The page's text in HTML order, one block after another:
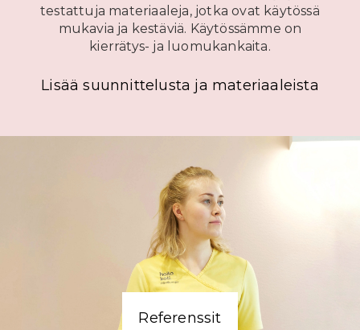
testattuja materiaaleja, jotka ovat käytössä
mukavia ja kestäviä. Käytössämme on
kierrätys- ja luomukankaita.
Lisää suunnittelusta ja materiaaleista
Referenssit